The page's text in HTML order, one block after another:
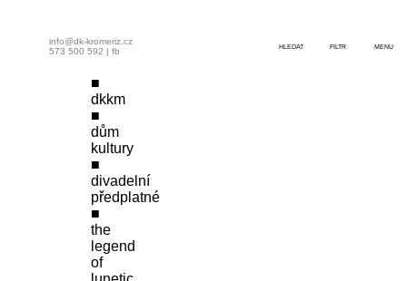
dkkm
dům
kultury
divadelní
předplatné
the
legend
of
info@dk-kromeriz.cz
573 500 592 | fb HLEDAT FILTR MENU